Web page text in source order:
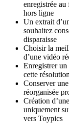
enregistrée
hors ligne
Un extrait
souhaitez
disparaisse
Choisir la
d’une vidéo
Enregistrer un
cette résolution
Conserver
réorganisée
Création
uniquement
vers Toypics